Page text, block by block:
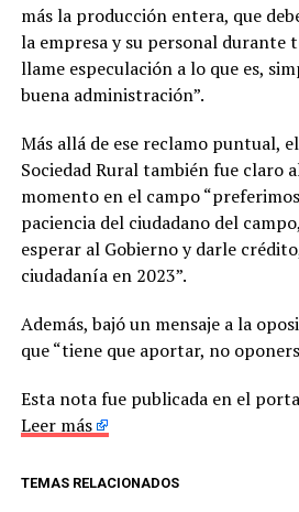
más la producción entera, que
la empresa y su personal durante
llame especulación a lo que es,
buena administración”.
Más allá de ese reclamo puntual,
Sociedad Rural también fue claro
momento en el campo
paciencia del ciudadano del
esperar al Gobierno y darle
ciudadanía en 2023”.
Además, bajó un mensaje a la
que “tiene que aportar, no
Esta nota fue publicada en el
Leer más
TEMAS RELACIONADOS